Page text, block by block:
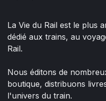
La Vie du Rail est le plus
dédié aux trains, au
Rail.
Nous éditons de
boutique, distribuons
l'univers du train.